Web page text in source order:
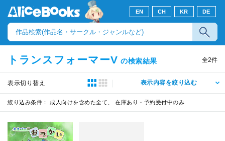
EN CH KR DE
トランスフォーマーV の検索結果 全2件
表示切り替え 表示内容を絞り込む
絞り込み条件： 成人向けを含めた全て、 在庫あり・予約受付中のみ